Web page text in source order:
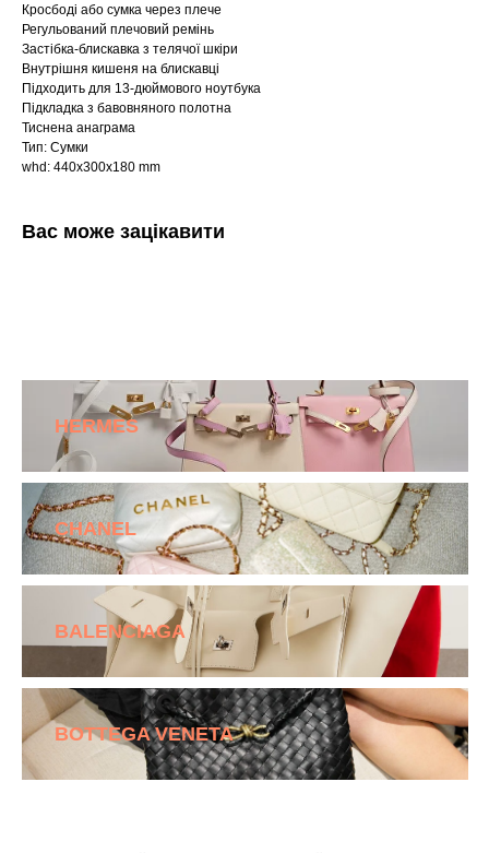
Кросбоді або сумка через плече
Регульований плечовий ремінь
Застібка-блискавка з телячої шкіри
Внутрішня кишеня на блискавці
Підходить для 13-дюймового ноутбука
Підкладка з бавовняного полотна
Тиснена анаграма
Тип: Сумки
whd: 440x300x180 mm
Вас може зацікавити
HERMES
CHANEL
BALENCIAGA
BOTTEGA VENETA